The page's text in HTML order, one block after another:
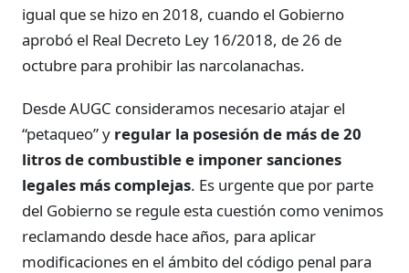
igual que se hizo en 2018, cuando el Gobierno
aprobó el Real Decreto Ley 16/2018, de 26 de
octubre para prohibir las narcolanachas.
Desde AUGC consideramos necesario atajar el
“petaqueo” y regular la posesión de más de 20
litros de combustible e imponer sanciones
legales más complejas. Es urgente que por parte
del Gobierno se regule esta cuestión como venimos
reclamando desde hace años, para aplicar
modificaciones en el ámbito del código penal para